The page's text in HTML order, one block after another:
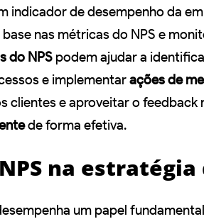
indicador de desempenho da
nas métricas do NPS e
do NPS podem ajudar a
e implementarações de
clientes e aproveitar o feedback
de forma efetiva.
na estratégia
um papel